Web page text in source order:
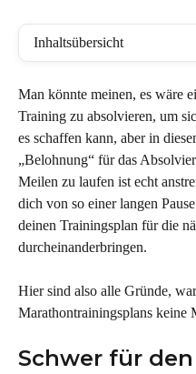
Inhaltsübersicht
Man könnte meinen, es wäre
Training zu absolvieren, um
es schaffen kann, aber in
„Belohnung“ für das
Meilen zu laufen ist echt
dich von so einer langen
deinen Trainingsplan für die
durcheinanderbringen.
Hier sind also alle Gründe,
Marathontrainingsplans keine
Schwer für